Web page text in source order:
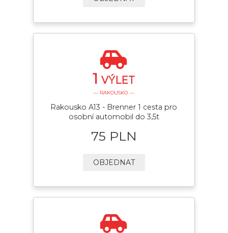
1VÝLET
— RAKOUSKO —
Rakousko A13 - Brenner 1 cesta pro
osobní automobil do 3,5t
75 PLN
OBJEDNAT